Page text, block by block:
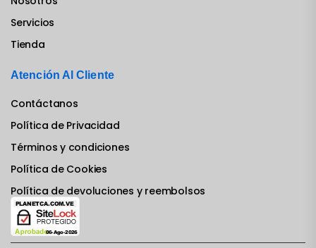
Servicios
Tienda
Atención Al Cliente
Contáctanos
Política de Privacidad
Términos y condiciones
Política de Cookies
Política de devoluciones y reembolsos